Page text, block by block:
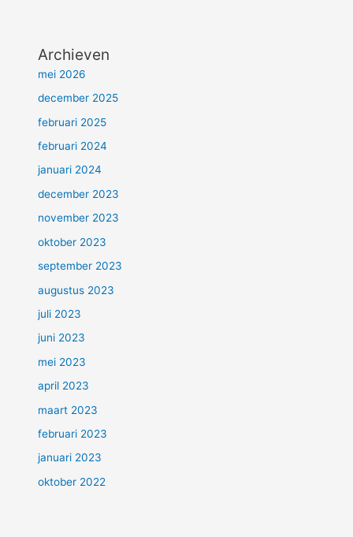
Archieven
mei 2026
december 2025
februari 2025
februari 2024
januari 2024
december 2023
november 2023
oktober 2023
september 2023
augustus 2023
juli 2023
juni 2023
mei 2023
april 2023
maart 2023
februari 2023
januari 2023
oktober 2022